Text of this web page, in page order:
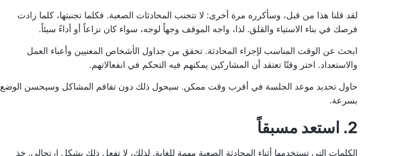
لقد قلنا هذا من قبل، وسأكرره مرة أخرى: لا تتجنب المحادثات الصعبة. فكلما تجنبتها، كلما زادت
فرصك في بناء الاستياء والقلق. لذا، واجه الموقف وجهاً لوجه، سواء كان نزاعاً أو أداءً سيئاً.
ابحث عن الوقت المناسب لإجراء المحادثة. تحقق من جداول الأشخاص المعنيين وأعباء العمل
والاستعداد. اختر وقتًا تعتقد أن المشاركين يمكنهم فيه التحكم في انفعالاتهم.
حاول تحديد موعد الجلسة في أقرب وقت ممكن. سيحول ذلك دون تفاقم المشاكل وسيحسن الوضع
بسرعة.
2. استعد مسبقاً
الكلمات التي تستخدمها أثناء المحادثة الصعبة مهمة للغاية. لذلك، لا تفعل ذلك بشكل ارتجالي. خذ